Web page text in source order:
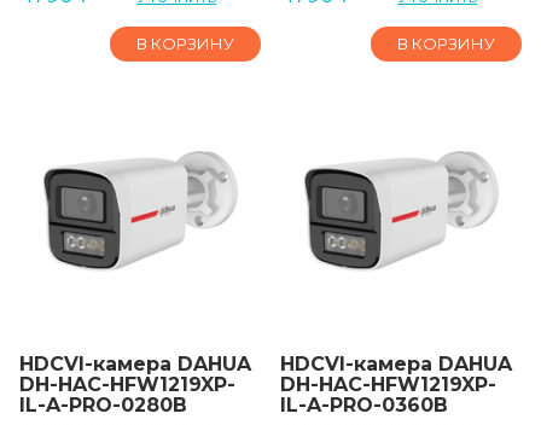
В КОРЗИНУ В КОРЗИНУ
HDCVI-камера DAHUA
DH-HAC-HFW1219XP-
IL-A-PRO-0280B
HDCVI-камера DAHUA
DH-HAC-HFW1219XP-
IL-A-PRO-0360B